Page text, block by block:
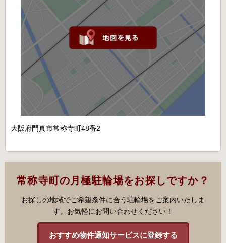
大阪府門真市常称寺町48番2
常称寺町の月極駐輪場をお探しですか？
お探しの地域でご希望条件に合う駐輪場をご案内いたしま
す。お気軽にお問い合わせください！
おすすめ物件通知サービスに登録する